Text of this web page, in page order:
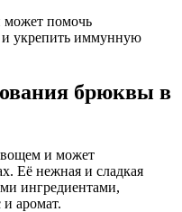
помочь
и укрепить иммунную
брюквы в
и может
Её нежная и сладкая
ингредиентами,
аромат.